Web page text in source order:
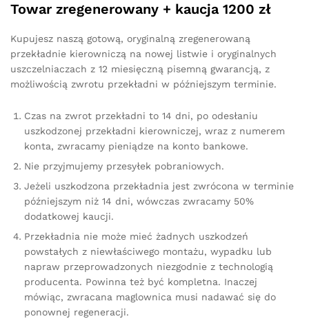
Towar zregenerowany + kaucja 1200 zł
Kupujesz naszą gotową, oryginalną zregenerowaną
przekładnie kierowniczą na nowej listwie i oryginalnych
uszczelniaczach z 12 miesięczną pisemną gwarancją, z
możliwością zwrotu przekładni w późniejszym terminie.
Czas na zwrot przekładni to 14 dni, po odesłaniu
uszkodzonej przekładni kierowniczej, wraz z numerem
konta, zwracamy pieniądze na konto bankowe.
Nie przyjmujemy przesyłek pobraniowych.
Jeżeli uszkodzona przekładnia jest zwrócona w terminie
późniejszym niż 14 dni, wówczas zwracamy 50%
dodatkowej kaucji.
Przekładnia nie może mieć żadnych uszkodzeń
powstałych z niewłaściwego montażu, wypadku lub
napraw przeprowadzonych niezgodnie z technologią
producenta. Powinna też być kompletna. Inaczej
mówiąc, zwracana maglownica musi nadawać się do
ponownej regeneracji.